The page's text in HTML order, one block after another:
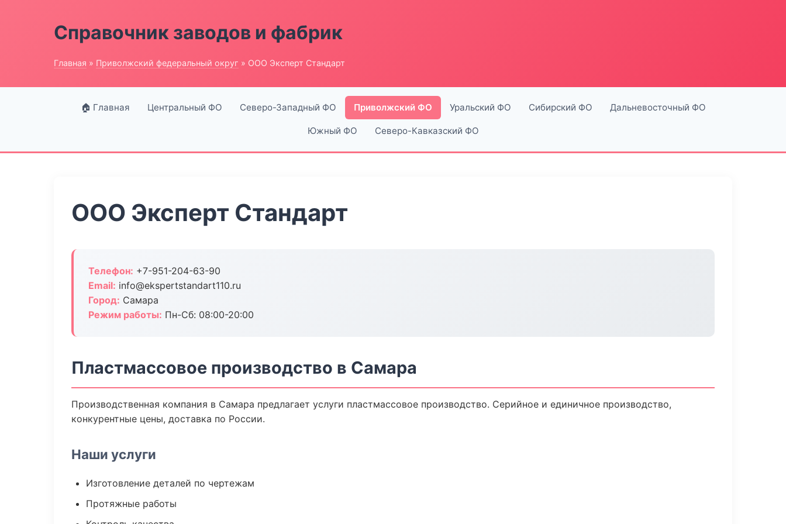
Справочник заводов и фабрик
Главная » Приволжский федеральный округ » ООО Эксперт Стандарт
🏠 Главная Центральный ФО Северо-Западный ФО Приволжский ФО Уральский ФО Сибирский ФО Дальневосточный ФО
Южный ФО Северо-Кавказский ФО
ООО Эксперт Стандарт
Телефон: +7-951-204-63-90
Email: info@ekspertstandart110.ru
Город: Самара
Режим работы: Пн-Сб: 08:00-20:00
Пластмассовое производство в Самара
Производственная компания в Самара предлагает услуги пластмассовое производство. Серийное и единичное производство,
конкурентные цены, доставка по России.
Наши услуги
Изготовление деталей по чертежам
Протяжные работы